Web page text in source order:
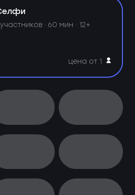
· 60 мин · 12+
цена от 1